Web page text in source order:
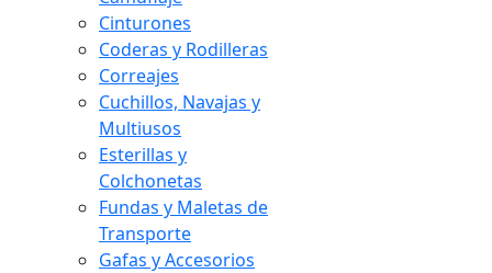
Cinturones
Coderas y Rodilleras
Correajes
Cuchillos, Navajas y
Multiusos
Esterillas y
Colchonetas
Fundas y Maletas de
Transporte
Gafas y Accesorios